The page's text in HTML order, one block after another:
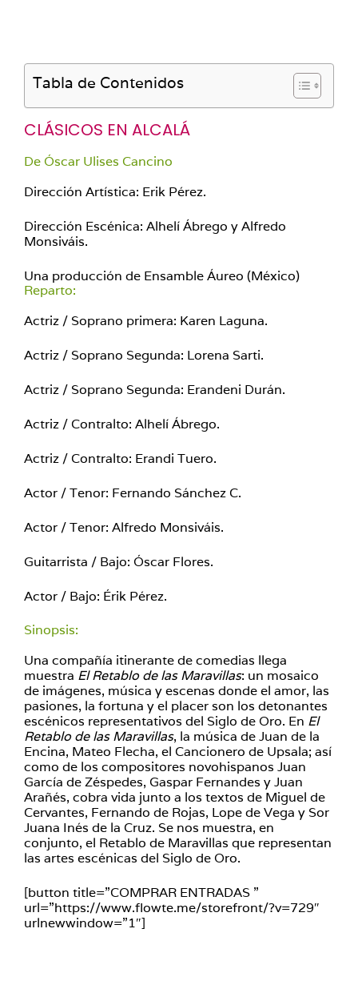
Tabla de Contenidos
CLÁSICOS EN ALCALÁ
De Óscar Ulises Cancino
Dirección Artística: Erik Pérez.
Dirección Escénica: Alhelí Ábrego y Alfredo
Monsiváis.
Una producción de Ensamble Áureo (México)
Reparto:
Actriz / Soprano primera: Karen Laguna.
Actriz / Soprano Segunda: Lorena Sarti.
Actriz / Soprano Segunda: Erandeni Durán.
Actriz / Contralto: Alhelí Ábrego.
Actriz / Contralto: Erandi Tuero.
Actor / Tenor: Fernando Sánchez C.
Actor / Tenor: Alfredo Monsiváis.
Guitarrista / Bajo: Óscar Flores.
Actor / Bajo: Érik Pérez.
Sinopsis:
Una compañía itinerante de comedias llega
muestra El Retablo de las Maravillas: un mosaico
de imágenes, música y escenas donde el amor, las
pasiones, la fortuna y el placer son los detonantes
escénicos representativos del Siglo de Oro. En El
Retablo de las Maravillas, la música de Juan de la
Encina, Mateo Flecha, el Cancionero de Upsala; así
como de los compositores novohispanos Juan
García de Zéspedes, Gaspar Fernandes y Juan
Arañés, cobra vida junto a los textos de Miguel de
Cervantes, Fernando de Rojas, Lope de Vega y Sor
Juana Inés de la Cruz. Se nos muestra, en
conjunto, el Retablo de Maravillas que representan
las artes escénicas del Siglo de Oro.
[button title=”COMPRAR ENTRADAS ”
url=”https://www.flowte.me/storefront/?v=729″
urlnewwindow=”1″]